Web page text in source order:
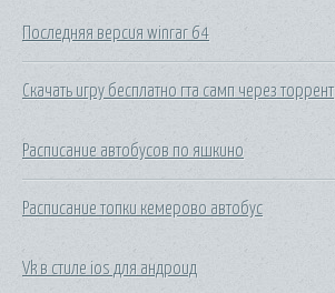
Последняя версия winrar 64
Скачать игру бесплатно гта самп через торрент
Расписание автобусов по яшкино
Расписание топки кемерово автобус
Vk в стиле ios для андроид